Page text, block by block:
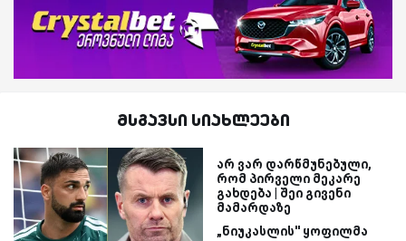
მსგავსი სიახლეები
არ ვარ დარწმუნებული,
რომ პირველი მეკარე
გახდება | შეი გივენი
მამარდაზე
„ნიუკასლის'' ყოფილმა